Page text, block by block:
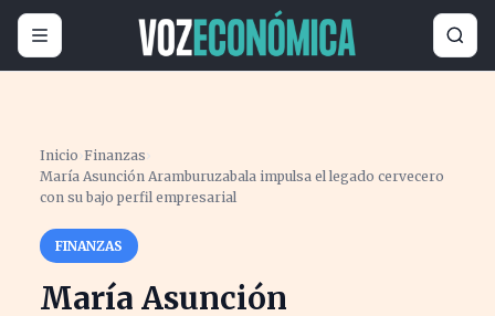
Inicio ›Finanzas ›
María Asunción Aramburuzabala impulsa el legado cervecero
con su bajo perfil empresarial
FINANZAS
María Asunción